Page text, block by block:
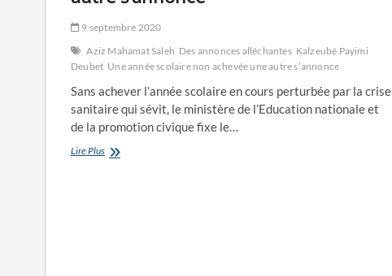
9 septembre 2020
Aziz Mahamat Saleh Des annonces alléchantes Kalzeubé Payimi
Deubet Une année scolaire non achevée une autre s’annonce
Sans achever l’année scolaire en cours perturbée par la crise
sanitaire qui sévit, le ministère de l’Education nationale et
de la promotion civique fixe le…
Lire PlusUne